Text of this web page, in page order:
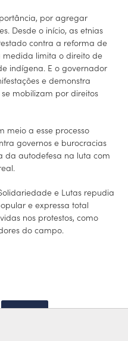
por agregar
Desde o início, as etnias
contra a reforma de
medida limita o direito de
indígena. E o governador
e demonstra
mobilizam por direitos
meio a esse processo
governos e burocracias
da autodefesa na luta com
e Lutas repudia
e expressa total
nos protestos, como
do campo.
APOIO